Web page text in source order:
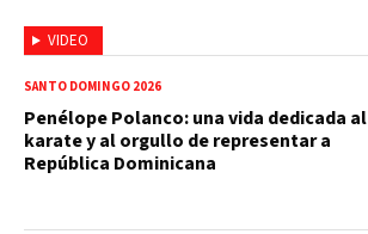
VIDEO
SANTO DOMINGO 2026
Penélope Polanco: una vida dedicada al
karate y al orgullo de representar a
República Dominicana